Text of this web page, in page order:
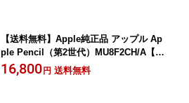
【送料無料】Apple純正品 アップル Ap
ple Pencil（第2世代）MU8F2CH/A【新
品・輸入品】
16,800 円 送料無料